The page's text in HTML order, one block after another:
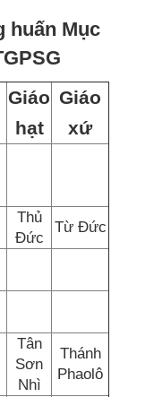
huấn Mục
Giáo
hạt
Giáo
xứ
Thủ
Đức
Từ Đức
Tân
Sơn
Nhì
Thánh
Phaolô